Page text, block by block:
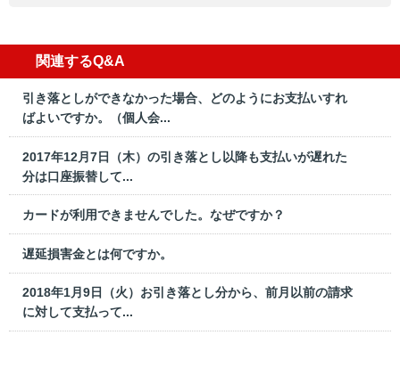
関連するQ&A
引き落としができなかった場合、どのようにお支払いすれ
ばよいですか。（個人会...
2017年12月7日（木）の引き落とし以降も支払いが遅れた
分は口座振替して...
カードが利用できませんでした。なぜですか？
遅延損害金とは何ですか。
2018年1月9日（火）お引き落とし分から、前月以前の請求
に対して支払って...